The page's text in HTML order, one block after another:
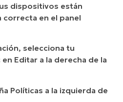
dispositivos están
correcta en el panel
selecciona tu
Editar a la derecha de la
Políticas a la izquierda de